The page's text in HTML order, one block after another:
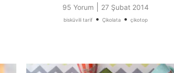
95 Yorum 27 Şubat 2014
bisküvili tarif • Çikolata • çikotop